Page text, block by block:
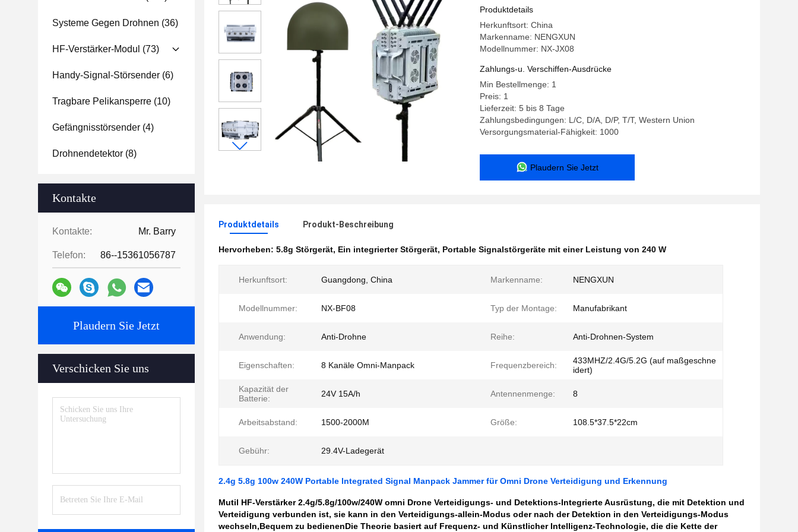
Systeme Gegen Drohnen (36)
HF-Verstärker-Modul (73)
Handy-Signal-Störsender (6)
Tragbare Pelikansperre (10)
Gefängnisstörsender (4)
Drohnendetektor (8)
Kontakte
Kontakte: Mr. Barry
Telefon: 86--15361056787
Plaudern Sie Jetzt
Verschicken Sie uns
und Erkennung
Produktdetails
Herkunftsort: China
Markenname: NENGXUN
Modellnummer: NX-JX08
Zahlungs-u. Verschiffen-Ausdrücke
Min Bestellmenge: 1
Preis: 1
Lieferzeit: 5 bis 8 Tage
Zahlungsbedingungen: L/C, D/A, D/P, T/T, Western Union
Versorgungsmaterial-Fähigkeit: 1000
Plaudern Sie Jetzt
Produktdetails Produkt-Beschreibung
Hervorheben: 5.8g Störgerät, Ein integrierter Störgerät, Portable Signalstörgeräte mit einer Leistung von 240 W
Herkunftsort: Guangdong, China Markenname: NENGXUN
Modellnummer: NX-BF08 Typ der Montage: Manufabrikant
Anwendung: Anti-Drohne Reihe: Anti-Drohnen-System
Eigenschaften: 8 Kanäle Omni-Manpack Frequenzbereich:
433MHZ/2.4G/5.2G (auf maßgeschne
idert)
Kapazität der
Batterie:
24V 15A/h Antennenmenge: 8
Arbeitsabstand: 1500-2000M Größe: 108.5*37.5*22cm
Gebühr: 29.4V-Ladegerät
2.4g 5.8g 100w 240W Portable Integrated Signal Manpack Jammer für Omni Drone Verteidigung und Erkennung
Mutil HF-Verstärker 2.4g/5.8g/100w/240W omni Drone Verteidigungs- und Detektions-Integrierte Ausrüstung, die mit Detektion und
Verteidigung verbunden ist, sie kann in den Verteidigungs-allein-Modus oder nach der Detektion in den Verteidigungs-Modus
wechseln,Bequem zu bedienenDie Theorie basiert auf Frequenz- und Künstlicher Intelligenz-Technologie, die die Kette der